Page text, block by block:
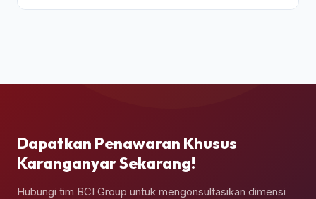
Dapatkan Penawaran Khusus
Karanganyar Sekarang!
Hubungi tim BCI Group untuk mengonsultasikan dimensi